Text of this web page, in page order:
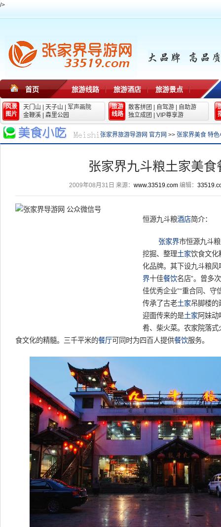
/>
首页 旅游线路 旅游酒店 旅游景点
风景
图片
天门山 天子山
军声画院
金鞭溪
森里公园
旅游
线路
散客拼团 自驾游
自助游
独立成团
VIP尊享游
张家界旅游导游网 官方网 >> 张家界美食 特
张家界九斗粮土家美食
2009年08月31日 来源： www.33519.com编辑：
恒源九斗粮酒店简介：
张家界市恒源九斗
挖掘、整理土家饮食文化
化品牌。其下设九斗粮风
界十佳餐饮名店”。曾多
佳优秀企业”“重合同、
传承了古老土家吊脚楼的
迎面传来的是土家阿妹动
肴、柴火菜。农家院落
食文化的精髓。三千平米的餐厅可同时为四百人提供餐饮服务。